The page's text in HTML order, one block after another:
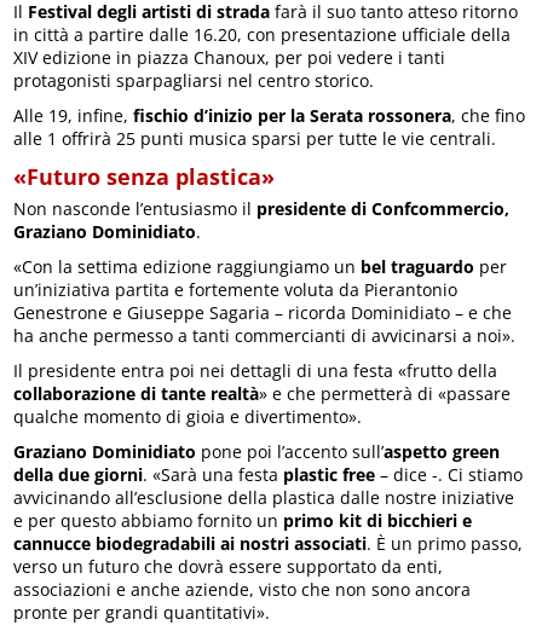
Il Festival degli artisti di strada farà il suo tanto atteso ritorno
in città a partire dalle 16.20, con presentazione ufficiale della
XIV edizione in piazza Chanoux, per poi vedere i tanti
protagonisti sparpagliarsi nel centro storico.
Alle 19, infine,fischio d’inizio per la Serata rossonera, che fino
alle 1 offrirà 25 punti musica sparsi per tutte le vie centrali.
«Futuro senza plastica»
Non nasconde l’entusiasmo il presidente di Confcommercio,
Graziano Dominidiato.
«Con la settima edizione raggiungiamo un bel traguardo per
un’iniziativa partita e fortemente voluta da Pierantonio
Genestrone e Giuseppe Sagaria – ricorda Dominidiato – e che
ha anche permesso a tanti commercianti di avvicinarsi a noi».
Il presidente entra poi nei dettagli di una festa «frutto della
collaborazione di tante realtà» e che permetterà di «passare
qualche momento di gioia e divertimento».
Graziano Dominidiato pone poi l’accento sull’aspetto green
della due giorni. «Sarà una festa plastic free – dice -. Ci stiamo
avvicinando all’esclusione della plastica dalle nostre iniziative
e per questo abbiamo fornito un primo kit di bicchieri e
cannucce biodegradabili ai nostri associati. È un primo passo,
verso un futuro che dovrà essere supportato da enti,
associazioni e anche aziende, visto che non sono ancora
pronte per grandi quantitativi».